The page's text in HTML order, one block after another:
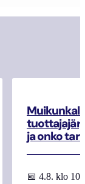
ja onko
📅 4.8. klo